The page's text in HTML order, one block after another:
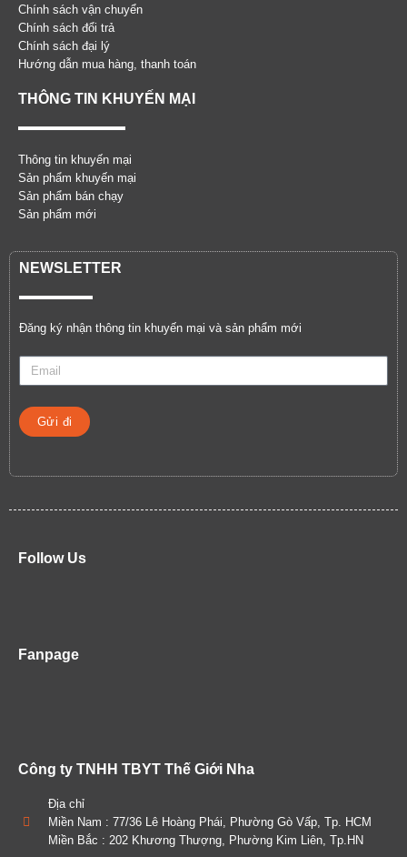
Chính sách vận chuyển
Chính sách đổi trả
Chính sách đại lý
Hướng dẫn mua hàng, thanh toán
THÔNG TIN KHUYẾN MẠI
Thông tin khuyến mại
Sản phẩm khuyến mại
Sản phẩm bán chạy
Sản phẩm mới
NEWSLETTER
Đăng ký nhận thông tin khuyến mại và sản phẩm mới
Gửi đi
Follow Us
Fanpage
Công ty TNHH TBYT Thế Giới Nha
Địa chỉ
Miền Nam : 77/36 Lê Hoàng Phái, Phường Gò Vấp, Tp. HCM
Miền Bắc : 202 Khương Thượng, Phường Kim Liên, Tp.HN